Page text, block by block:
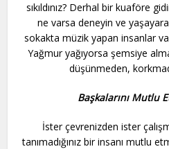
sıkıldınız? Derhal bir kuaföre
ne varsa deneyin ve
sokakta müzik yapan insanlar
Yağmur yağıyorsa şemsiye
düşünmeden,
Başkalarını Mutlu
İster çevrenizden ister
tanımadığınız bir insanı mutlu